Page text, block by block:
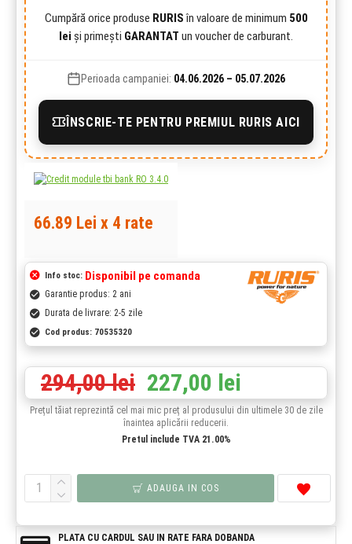
Cumpără orice produse RURISîn valoare de minimum 500
lei și primești GARANTAT un voucher de carburant.
Perioada campaniei: 04.06.2026 – 05.07.2026
ÎNSCRIE-TE PENTRU PREMIUL RURIS AICI
Info stoc: Disponibil pe comanda
Garantie produs: 2 ani
Durata de livrare: 2-5 zile
Cod produs: 70535320
227,00 lei
294,00 lei
Prețul tăiat reprezintă cel mai mic preț al produsului din ultimele 30 de zile
înaintea aplicării reducerii.
Pretul include TVA 21.00%
ADAUGA IN COS
66.89 Lei x 4 rate
PLATA CU CARDUL SAU IN RATE FARA DOBANDA